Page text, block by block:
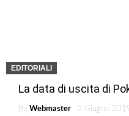
EDITORIALI
La data di uscita di
By Webmaster
5 Giugno